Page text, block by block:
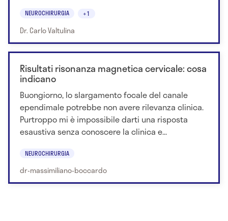
NEUROCHIRURGIA +1
Dr. Carlo Valtulina
Risultati risonanza magnetica cervicale: cosa
indicano
Buongiorno, lo slargamento focale del canale
ependimale potrebbe non avere rilevanza clinica.
Purtroppo mi è impossibile darti una risposta
esaustiva senza conoscere la clinica e...
NEUROCHIRURGIA
dr-massimiliano-boccardo